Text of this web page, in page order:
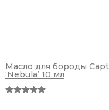
Масло для бороды
‘Nebula’ 10 мл